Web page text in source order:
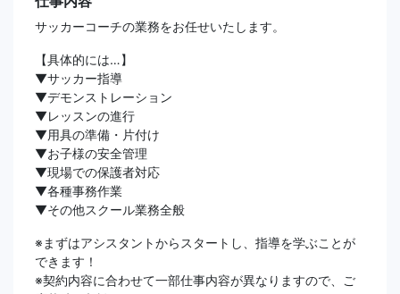
サッカーコーチの業務をお任せいたします。
【具体的には…】
▼サッカー指導
▼デモンストレーション
▼レッスンの進行
▼用具の準備・片付け
▼お子様の安全管理
▼現場での保護者対応
▼各種事務作業
▼その他スクール業務全般
※まずはアシスタントからスタートし、指導を学ぶことが
できます！
※契約内容に合わせて一部仕事内容が異なりますので、ご